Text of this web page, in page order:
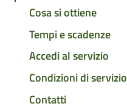
Cosa si ottiene
Tempi e scadenze
Accedi al servizio
Condizioni di servizio
Contatti